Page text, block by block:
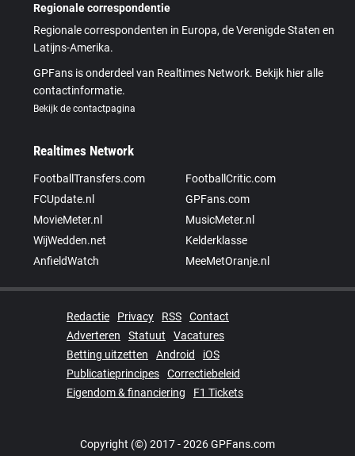
Regionale correspondentie
Regionale correspondenten in Europa, de Verenigde Staten en
Latijns-Amerika.
GPFans is onderdeel van Realtimes Network. Bekijk hier alle
contactinformatie.
Bekijk de contactpagina
Realtimes Network
FootballTransfers.com
FootballCritic.com
FCUpdate.nl
GPFans.com
MovieMeter.nl
MusicMeter.nl
WijWedden.net
Kelderklasse
AnfieldWatch
MeeMetOranje.nl
Redactie Privacy RSS
Contact
Adverteren
Statuut
Vacatures
Betting uitzetten
Android
iOS
Publicatieprincipes
Correctiebeleid
Eigendom & financiering
F1 Tickets
Copyright (©) 2017 - 2026 GPFans.com